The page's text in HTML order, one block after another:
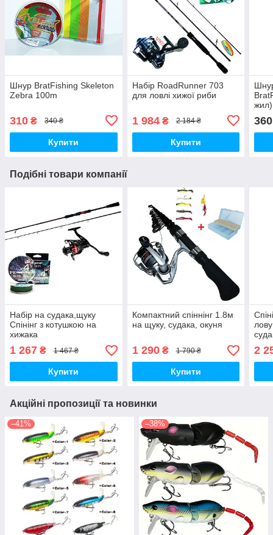
Шнур BratFishing Skeleton
Zebra 100m
310 ₴ 340 ₴
Купити
Набір RoadRunner 703
для ловлі хижої риби
1 984₴ 2 184 ₴
Купити
жил)
360
Подібні товари компанії
Набір на судака,щуку
Спінінг з котушкою на
хижака
1 267 ₴ 1 467 ₴
Купити
Компактний спіннінг 1.8м
на щуку, судака, окуня
1 290₴ 1 790 ₴
Купити
2
Акційні пропозиції та новинки
–41% –38%